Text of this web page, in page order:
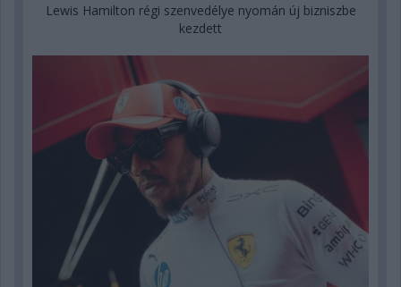
Lewis Hamilton régi szenvedélye nyomán új bizniszbe
kezdett